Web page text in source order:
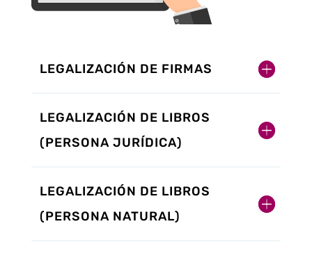
LEGALIZACIÓN DE FIRMAS
LEGALIZACIÓN DE LIBROS
(PERSONA JURÍDICA)
LEGALIZACIÓN DE LIBROS
(PERSONA NATURAL)